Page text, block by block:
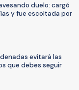
duelo: cargó
y fue escoltada por
evitará las
que debes seguir